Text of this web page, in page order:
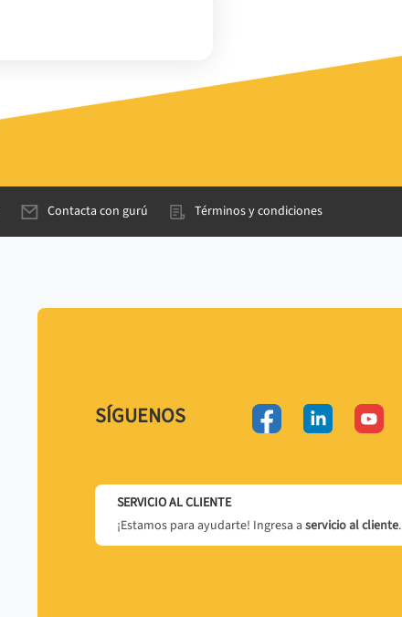
Contacta con gurú Términos y condiciones
SÍGUENOS
SERVICIO AL CLIENTE
¡Estamos para ayudarte! Ingresa a servicio al cliente.